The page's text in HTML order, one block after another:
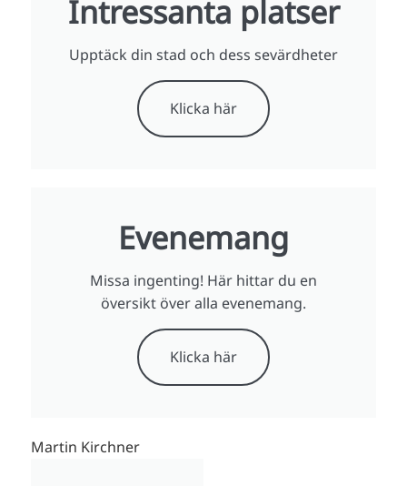
Intressanta platser
Upptäck din stad och dess sevärdheter
Klicka här
Evenemang
Missa ingenting! Här hittar du en
översikt över alla evenemang.
Klicka här
Martin Kirchner